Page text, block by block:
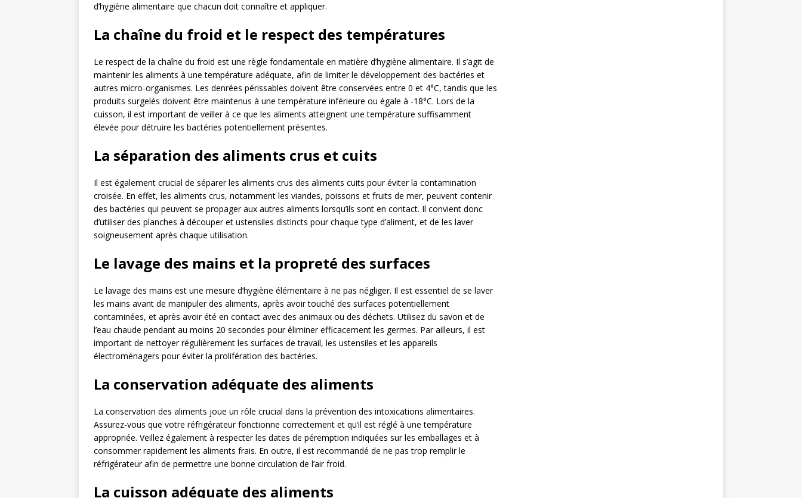
d’hygiène alimentaire que chacun doit connaître et appliquer.
La chaîne du froid et le respect des températures
Le respect de la chaîne du froid est une règle fondamentale en matière d’hygiène alimentaire. Il s’agit de
maintenir les aliments à une température adéquate, afin de limiter le développement des bactéries et
autres micro-organismes. Les denrées périssables doivent être conservées entre 0 et 4°C, tandis que les
produits surgelés doivent être maintenus à une température inférieure ou égale à -18°C. Lors de la
cuisson, il est important de veiller à ce que les aliments atteignent une température suffisamment
élevée pour détruire les bactéries potentiellement présentes.
La séparation des aliments crus et cuits
Il est également crucial de séparer les aliments crus des aliments cuits pour éviter la contamination
croisée. En effet, les aliments crus, notamment les viandes, poissons et fruits de mer, peuvent contenir
des bactéries qui peuvent se propager aux autres aliments lorsqu’ils sont en contact. Il convient donc
d’utiliser des planches à découper et ustensiles distincts pour chaque type d’aliment, et de les laver
soigneusement après chaque utilisation.
Le lavage des mains et la propreté des surfaces
Le lavage des mains est une mesure d’hygiène élémentaire à ne pas négliger. Il est essentiel de se laver
les mains avant de manipuler des aliments, après avoir touché des surfaces potentiellement
contaminées, et après avoir été en contact avec des animaux ou des déchets. Utilisez du savon et de
l’eau chaude pendant au moins 20 secondes pour éliminer efficacement les germes. Par ailleurs, il est
important de nettoyer régulièrement les surfaces de travail, les ustensiles et les appareils
électroménagers pour éviter la prolifération des bactéries.
La conservation adéquate des aliments
La conservation des aliments joue un rôle crucial dans la prévention des intoxications alimentaires.
Assurez-vous que votre réfrigérateur fonctionne correctement et qu’il est réglé à une température
appropriée. Veillez également à respecter les dates de péremption indiquées sur les emballages et à
consommer rapidement les aliments frais. En outre, il est recommandé de ne pas trop remplir le
réfrigérateur afin de permettre une bonne circulation de l’air froid.
La cuisson adéquate des aliments